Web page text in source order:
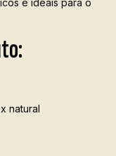
e ideais para o
natural